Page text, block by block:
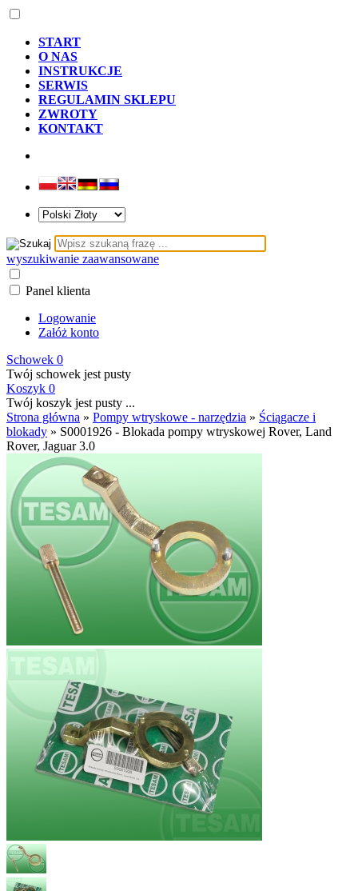
START
O NAS
INSTRUKCJE
SERWIS
REGULAMIN SKLEPU
ZWROTY
KONTAKT
wyszukiwanie zaawansowane
Panel klienta
Logowanie
Załóż konto
Schowek 0
Twój schowek jest pusty
Koszyk 0
Twój koszyk jest pusty ...
Strona główna » Pompy wtryskowe - narzędzia » Ściągacze i
blokady » S0001926 - Blokada pompy wtryskowej Rover, Land
Rover, Jaguar 3.0